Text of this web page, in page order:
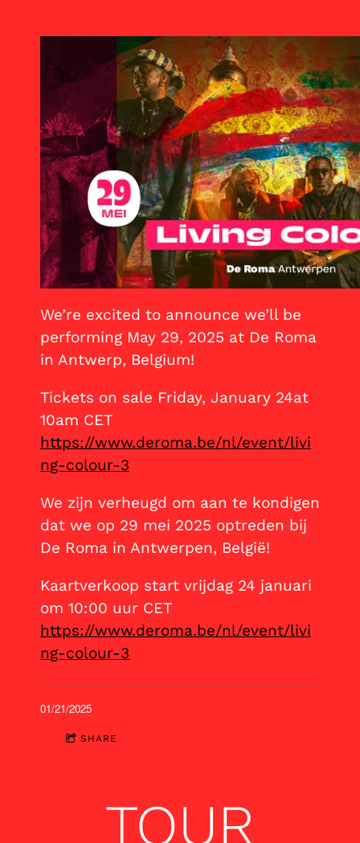
We’re excited to announce we’ll be
performing May 29, 2025 at De Roma
in Antwerp, Belgium!
Tickets on sale Friday, January 24at
10am CET
https://www.deroma.be/nl/event/livi
ng-colour-3
We zijn verheugd om aan te kondigen
dat we op 29 mei 2025 optreden bij
De Roma in Antwerpen, België!
Kaartverkoop start vrijdag 24 januari
om 10:00 uur CET
https://www.deroma.be/nl/event/livi
ng-colour-3
01/21/2025
SHARE
TOUR